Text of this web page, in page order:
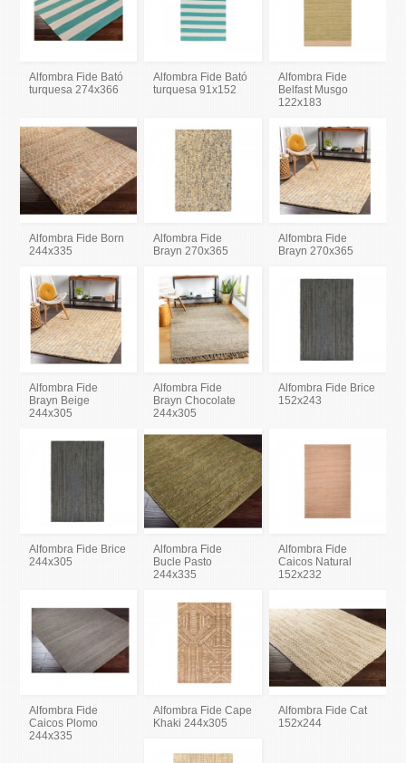
Alfombra Fide Bató
turquesa 274x366
Alfombra Fide Bató
turquesa 91x152
Alfombra Fide
Belfast Musgo
122x183
Alfombra Fide Born
244x335
Alfombra Fide
Brayn 270x365
Alfombra Fide
Brayn 270x365
Alfombra Fide
Brayn Beige
244x305
Alfombra Fide
Brayn Chocolate
244x305
Alfombra Fide Brice
152x243
Alfombra Fide Brice
244x305
Alfombra Fide
Bucle Pasto
244x335
Alfombra Fide
Caicos Natural
152x232
Alfombra Fide
Caicos Plomo
244x335
Alfombra Fide Cape
Khaki 244x305
Alfombra Fide Cat
152x244